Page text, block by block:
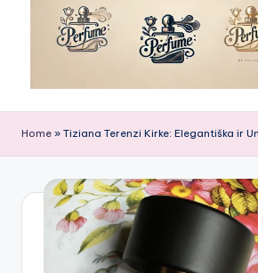
Home » Tiziana Terenzi Kirke: Elegantiška ir